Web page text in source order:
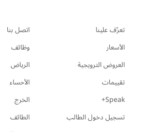
تعرّف علينا
الأسعار
العروض الترويجية
تقييمات
Speak+
تسجيل دخول الطالب
اتصل بنا
وظائف
الرياض
الأحساء
الخرج
الطائف